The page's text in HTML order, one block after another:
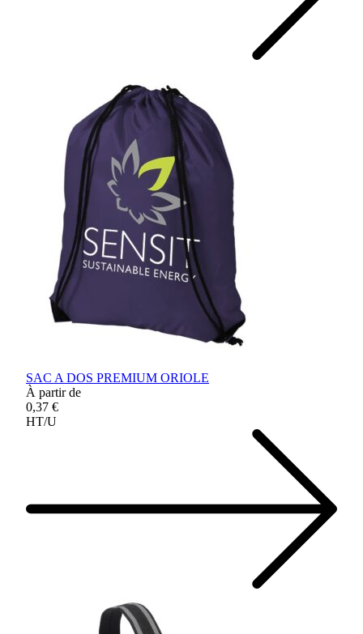
SAC A DOS PREMIUM ORIOLE
À partir de
0,37 €
HT/U